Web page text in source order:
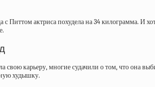
с Питтом актриса похудела на 34 килограмма. И
свою карьеру, многие судачили о том, что она
худышку.